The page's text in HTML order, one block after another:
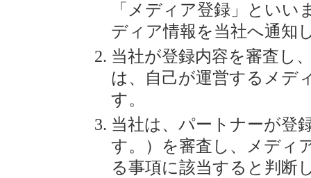
「メディア登録」とい
ディア情報を当社へ通知
当社が登録内容を審査し
は、自己が運営するメデ
す。
当社は、パートナーが登
す。）を審査し、メディ
る事項に該当すると判断